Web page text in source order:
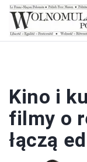
Kino i
filmy o
łączą